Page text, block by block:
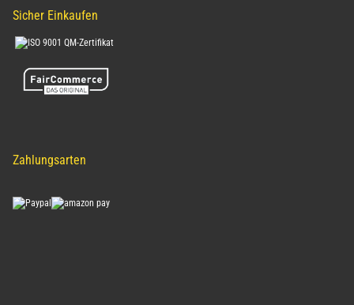
Sicher Einkaufen
Zahlungsarten